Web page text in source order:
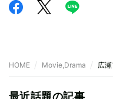
HOME Movie,Drama 広
最近話題の記事